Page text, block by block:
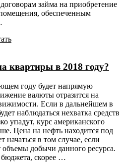
займа на приобретение
обеспеченным
квартиры в 2018 году?
году будет напрямую
валюты отразится на
Если в дальнейшем в
наблюдаться нехватка средств
упадут, курс американского
Цена на нефть находится под
в том случае, если
добычи данного ресурса.
бюджета, скорее …